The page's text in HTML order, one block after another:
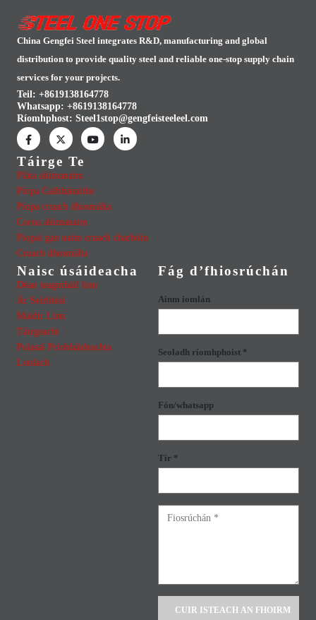
China Gengfei Steel integrates R&D, manufacturing and global
distribution to provide quality steel and reliable one-stop supply chain
services for your projects.
Teil: +8619138164778
Whatsapp: +8619138164778
Ríomhphost: Steel1stop@gengfeisteeleel.com
Táirge Te
Pláta alúmanaim
Píopa Galbhánaithe
Píopa cruach dhosmálta
Corna alúmanaim
Píopaí gan uaim cruach charbóin
Cruach dhosmálta
Naisc úsáideacha
Déan teagmháil linn
Ár Seirbhísí
Maidir Linn
Táirgeacht
Polasaí Príobháideachta
Lonlach
Fág d’fhiosrúchán
Ainm iomlán
Seoladh ríomhphoist *
Fón/whatsapp
Tír *